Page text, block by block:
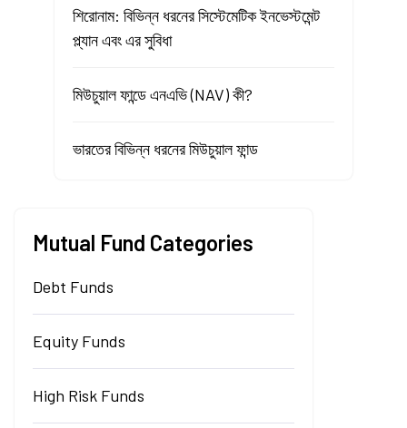
শিরোনাম: বিভিন্ন ধরনের সিস্টেমেটিক ইনভেস্টমেন্ট
প্ল্যান এবং এর সুবিধা
মিউচুয়াল ফান্ডে এনএভি (NAV) কী?
ভারতের বিভিন্ন ধরনের মিউচুয়াল ফান্ড
Mutual Fund Categories
Debt Funds
Equity Funds
High Risk Funds